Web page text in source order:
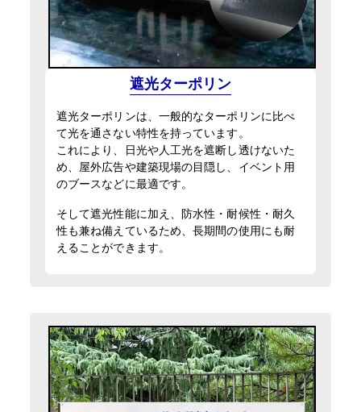
遮光ターポリン
遮光ターポリンは、一般的なターポリンに比べ
て光を通さない特性を持っています。
これにより、日光や人工光を遮断し透けないた
め、屋外広告や建築現場の目隠し、イベント用
のブースなどに最適です。
そして遮光性能に加え、防水性・耐候性・耐久
性も兼ね備えているため、長期間の使用にも耐
えることができます。